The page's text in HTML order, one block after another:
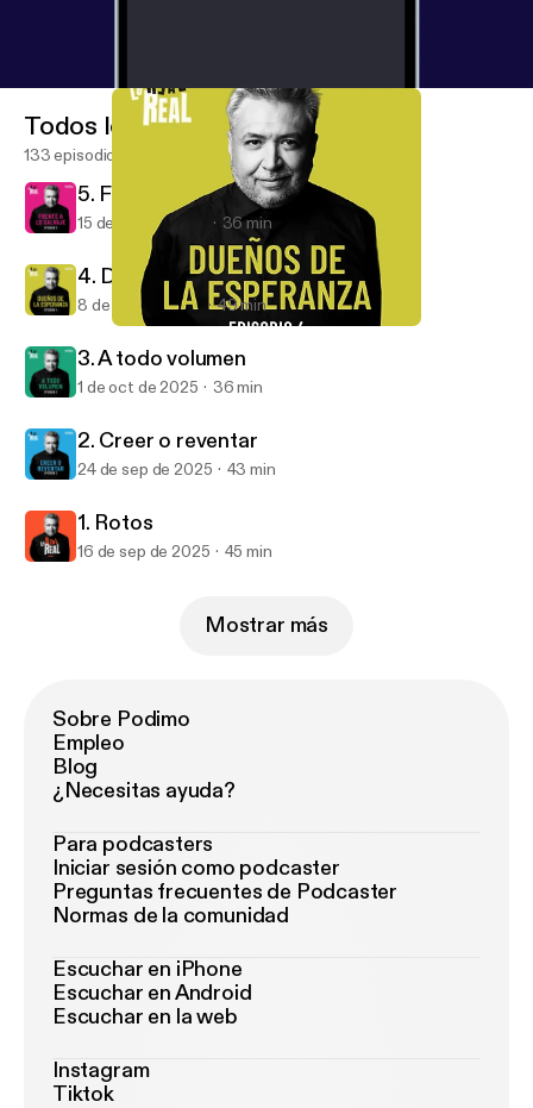
Lo Real Real
Todos los episodios
133 episodios
5. Frente a lo salvaje
15 de oct de 2025 36 min
4. Dueños de la esperanza
8 de oct de 2025 49 min
3. A todo volumen
1 de oct de 2025 36 min
2. Creer o reventar
24 de sep de 2025 43 min
1. Rotos
16 de sep de 2025 45 min
Mostrar más
Sobre Podimo
Empleo
Blog
¿Necesitas ayuda?
Para podcasters
Iniciar sesión como podcaster
Preguntas frecuentes de Podcaster
Normas de la comunidad
Escuchar en iPhone
Escuchar en Android
Escuchar en la web
Instagram
Tiktok